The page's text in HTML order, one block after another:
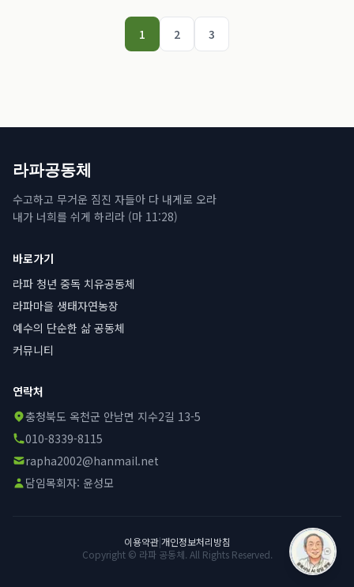
1 2 3
라파공동체
수고하고 무거운 짐진 자들아 다 내게로 오라
내가 너희를 쉬게 하리라 (마 11:28)
바로가기
라파 청년 중독 치유공동체
라파마을 생태자연농장
예수의 단순한 삶 공동체
커뮤니티
연락처
충청북도 옥천군 안남면 지수2길 13-5
010-8339-8115
rapha2002@hanmail.net
담임목회자: 윤성모
이용약관|개인정보처리방침
Copyright © 라파 공동체. All Rights Reserved.